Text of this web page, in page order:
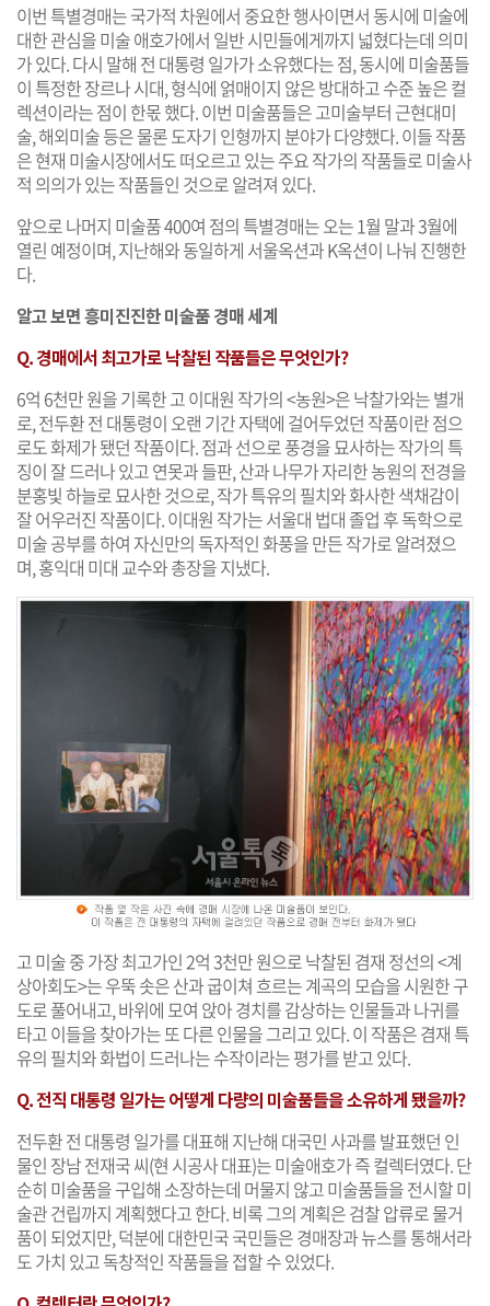
이번 특별경매는 국가적 차원에서 중요한 행사이면서 동시에 미술에
대한 관심을 미술 애호가에서 일반 시민들에게까지 넓혔다는데 의미
가 있다. 다시 말해 전 대통령 일가가 소유했다는 점, 동시에 미술품들
이 특정한 장르나 시대, 형식에 얽매이지 않은 방대하고 수준 높은 컬
렉션이라는 점이 한몫 했다. 이번 미술품들은 고미술부터 근현대미
술, 해외미술 등은 물론 도자기 인형까지 분야가 다양했다. 이들 작품
은 현재 미술시장에서도 떠오르고 있는 주요 작가의 작품들로 미술사
적 의의가 있는 작품들인 것으로 알려져 있다.
앞으로 나머지 미술품 400여 점의 특별경매는 오는 1월 말과 3월에
열린 예정이며, 지난해와 동일하게 서울옥션과 K옥션이 나눠 진행한
다.
알고 보면 흥미진진한 미술품 경매 세계
Q. 경매에서 최고가로 낙찰된 작품들은 무엇인가?
6억 6천만 원을 기록한 고 이대원 작가의 <농원>은 낙찰가와는 별개
로, 전두환 전 대통령이 오랜 기간 자택에 걸어두었던 작품이란 점으
로도 화제가 됐던 작품이다. 점과 선으로 풍경을 묘사하는 작가의 특
징이 잘 드러나 있고 연못과 들판, 산과 나무가 자리한 농원의 전경을
분홍빛 하늘로 묘사한 것으로, 작가 특유의 필치와 화사한 색채감이
잘 어우러진 작품이다. 이대원 작가는 서울대 법대 졸업 후 독학으로
미술 공부를 하여 자신만의 독자적인 화풍을 만든 작가로 알려졌으
며, 홍익대 미대 교수와 총장을 지냈다.
고 미술 중 가장 최고가인 2억 3천만 원으로 낙찰된 겸재 정선의 <계
상아회도>는 우뚝 솟은 산과 굽이쳐 흐르는 계곡의 모습을 시원한 구
도로 풀어내고, 바위에 모여 앉아 경치를 감상하는 인물들과 나귀를
타고 이들을 찾아가는 또 다른 인물을 그리고 있다. 이 작품은 겸재 특
유의 필치와 화법이 드러나는 수작이라는 평가를 받고 있다.
Q. 전직 대통령 일가는 어떻게 다량의 미술품들을 소유하게 됐을까?
전두환 전 대통령 일가를 대표해 지난해 대국민 사과를 발표했던 인
물인 장남 전재국 씨(현 시공사 대표)는 미술애호가 즉 컬렉터였다. 단
순히 미술품을 구입해 소장하는데 머물지 않고 미술품들을 전시할 미
술관 건립까지 계획했다고 한다. 비록 그의 계획은 검찰 압류로 물거
품이 되었지만, 덕분에 대한민국 국민들은 경매장과 뉴스를 통해서라
도 가치 있고 독창적인 작품들을 접할 수 있었다.